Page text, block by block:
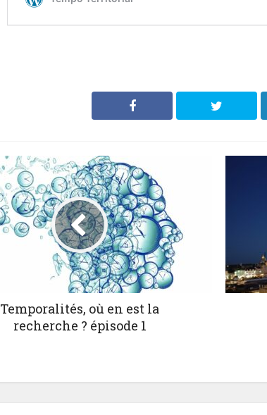
Temporalités, où en est la
recherche ? épisode 1